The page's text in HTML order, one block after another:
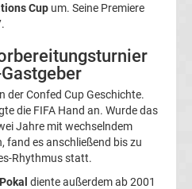
Cup um. Seine Premiere
der Confed Cup Geschichte.
die FIFA Hand an. Wurde das
Jahre mit wechselndem
fand es anschließend bis zu
Rhythmus statt.
diente außerdem ab 2001